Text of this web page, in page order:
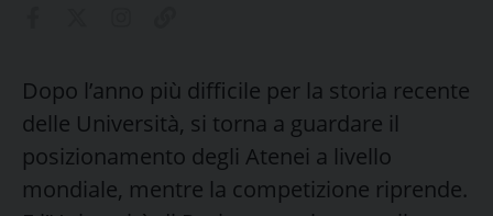
Dopo l’anno più difficile per la storia recente
delle Università, si torna a guardare il
posizionamento degli Atenei a livello
mondiale, mentre la competizione riprende.